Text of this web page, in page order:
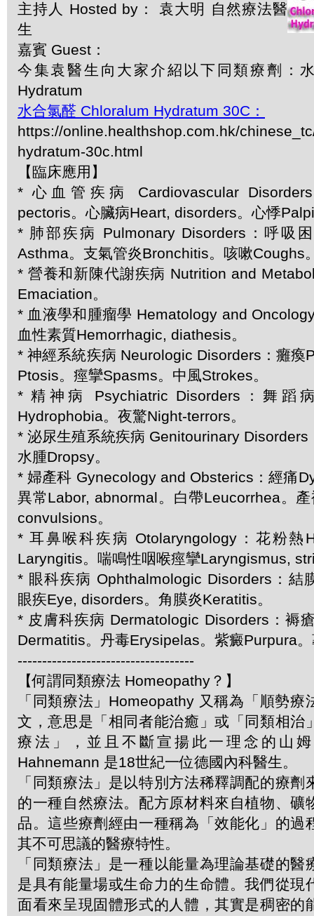
主持人 Hosted by： 袁大明 自然療法醫
生
嘉賓 Guest：
今集袁醫生向大家介紹以下同類療劑：
Hydratum
水合氯醛 Chloralum Hydratum 30C：
https://online.healthshop.com.hk/
hydratum-30c.html
【臨床應用】
* 心血管疾病 Cardiovascular
pectoris。心臟病Heart, disorders。心悸
* 肺部疾病 Pulmonary Disorders：呼吸
Asthma。支氣管炎Bronchitis。咳嗽Coughs
* 營養和新陳代謝疾病 Nutrition and
Emaciation。
* 血液學和腫瘤學 Hematology and
血性素質Hemorrhagic, diathesis。
* 神經系統疾病 Neurologic Disorders：癱瘓
Ptosis。痙攣Spasms。中風Strokes。
* 精神病 Psychiatric Disorders：舞蹈
Hydrophobia。夜驚Night-terrors。
* 泌尿生殖系統疾病 Genitourinary
水腫Dropsy。
* 婦產科 Gynecology and Obsterics：經痛
異常Labor, abnormal。白帶Leucorrhea。
convulsions。
* 耳鼻喉科疾病 Otolaryngology：花粉熱
Laryngitis。喘鳴性咽喉痙攣Laryngismus,
* 眼科疾病 Ophthalmologic Disorders：結
眼疾Eye, disorders。角膜炎Keratitis。
* 皮膚科疾病 Dermatologic Disorders：褥
Dermatitis。丹毒Erysipelas。紫癜Purpura
------------------------------------
【何謂同類療法 Homeopathy？】
「同類療法」Homeopathy 又稱為「順勢療
文，意思是「相同者能治癒」或「同類相治
療法」，並且不斷宣揚此一理念的山
Hahnemann 是18世紀一位德國內科醫生。
「同類療法」是以特別方法稀釋調配的療劑
的一種自然療法。配方原材料來自植物、礦
品。這些療劑經由一種稱為「效能化」的過
其不可思議的醫療特性。
「同類療法」是一種以能量為理論基礎的醫
是具有能量場或生命力的生命體。我們從現
面看來呈現固體形式的人體，其實是稠密的